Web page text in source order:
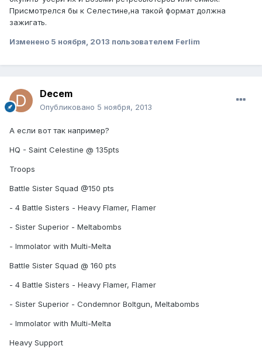
Присмотрелся бы к Селестине,на такой формат должна
зажигать.
Изменено 5 ноября, 2013 пользователем Ferlim
Decem
Опубликовано 5 ноября, 2013
А если вот так например?
HQ - Saint Celestine @ 135pts
Troops
Battle Sister Squad @150 pts
- 4 Battle Sisters - Heavy Flamer, Flamer
- Sister Superior - Meltabombs
- Immolator with Multi-Melta
Battle Sister Squad @ 160 pts
- 4 Battle Sisters - Heavy Flamer, Flamer
- Sister Superior - Condemnor Boltgun, Meltabombs
- Immolator with Multi-Melta
Heavy Support